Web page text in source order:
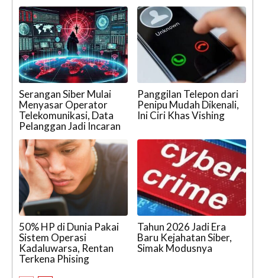
Serangan Siber Mulai
Menyasar Operator
Telekomunikasi, Data
Pelanggan Jadi Incaran
Panggilan Telepon dari
Penipu Mudah Dikenali,
Ini Ciri Khas Vishing
50% HP di Dunia Pakai
Sistem Operasi
Kadaluwarsa, Rentan
Terkena Phising
Tahun 2026 Jadi Era
Baru Kejahatan Siber,
Simak Modusnya